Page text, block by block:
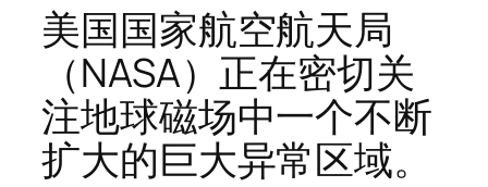
美国国家航空航天局
（NASA）正在密切关
注地球磁场中一个不断
扩大的巨大异常区域。